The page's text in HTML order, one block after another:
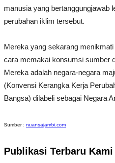
manusia yang bertanggungjawab
perubahan iklim tersebut.
Mereka yang sekarang
cara memakai konsumsi sumber
Mereka adalah negara‐negara
(Konvensi Kerangka Kerja
Bangsa) dilabeli sebagai Negara
Sumber : nuansajambi.com
Publikasi Terbaru Kami